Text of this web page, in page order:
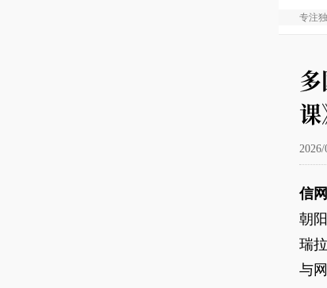
专注
2026/
信
朝
瑞
与